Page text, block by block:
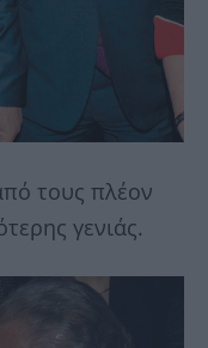
τους πλέον
γενιάς.